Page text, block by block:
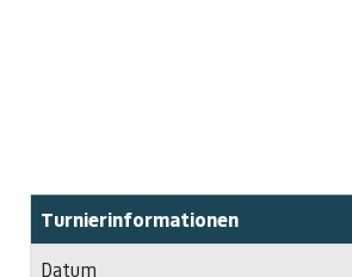
Turnierinformationen
Datum